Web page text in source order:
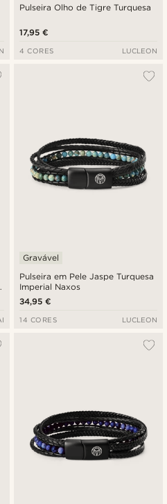
Pulseira Olho de Tigre Turquesa
17,95 €
4 CORES LUCLEON
Pulseira em Pele Jaspe Turquesa
Imperial Naxos
Gravável
34,95 €
14 CORES LUCLEON